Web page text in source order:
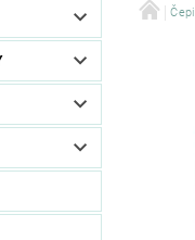
PLÁŠTĚNKY, ODĚVY DO
BOTY, OBUV
OSTATNÍ -